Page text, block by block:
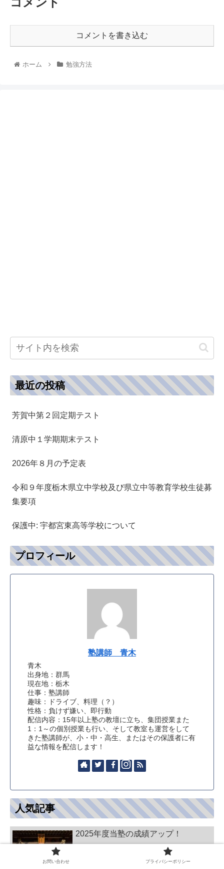
コメントを書き込む
ホーム 勉強方法
最近の投稿
芳賀中第２回定期テスト
清原中１学期期末テスト
2026年８月の予定表
令和９年度栃木県立中学校及び県立中等教育学校生徒募
集要項
保護中: 宇都宮東高等学校について
プロフィール
塾講師 青木
青木
出身地：群馬
現在地：栃木
仕事：塾講師
趣味：ドライブ、料理（？）
性格：負けず嫌い、即行動
配信内容：15年以上塾の教壇に立ち、集団授業また
1：1～の個別授業も行い、そして教室も運営をして
きた塾講師が、小・中・高生、またはその保護者に有
益な情報を配信します！
人気記事
2025年度当塾の成績アップ！
お問い合わせ プライバシーポリシー